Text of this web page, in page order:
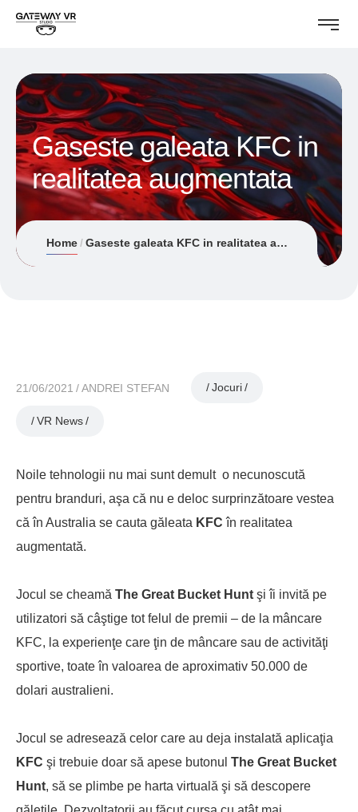
Gaseste galeata KFC in
realitatea augmentata
Home Gaseste galeata KFC in realitatea augmentata
21/06/2021 ANDREI STEFAN Jocuri
VR News
Noile tehnologii nu mai sunt demult o necunoscută
pentru branduri, aşa că nu e deloc surprinzătoare vestea
că în Australia se cauta găleata KFC în realitatea
augmentată.
Jocul se cheamă The Great Bucket Hunt şi îi invită pe
utilizatori să câştige tot felul de premii – de la mâncare
KFC, la experienţe care ţin de mâncare sau de activităţi
sportive, toate în valoarea de aproximativ 50.000 de
dolari australieni.
Jocul se adresează celor care au deja instalată aplicaţia
KFC şi trebuie doar să apese butonul The Great Bucket
Hunt, să se plimbe pe harta virtuală şi să descopere